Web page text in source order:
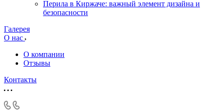
Перила в Киржаче: важный элемент дизайна и
безопасности
Галерея
О нас
О компании
Отзывы
Контакты